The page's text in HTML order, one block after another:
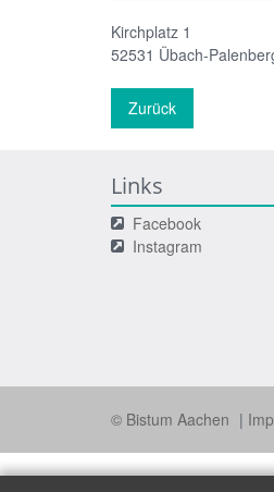
Kirchplatz 1
52531 Übach-
Zurück
Links
Facebook
Instagram
© Bistum Aachen